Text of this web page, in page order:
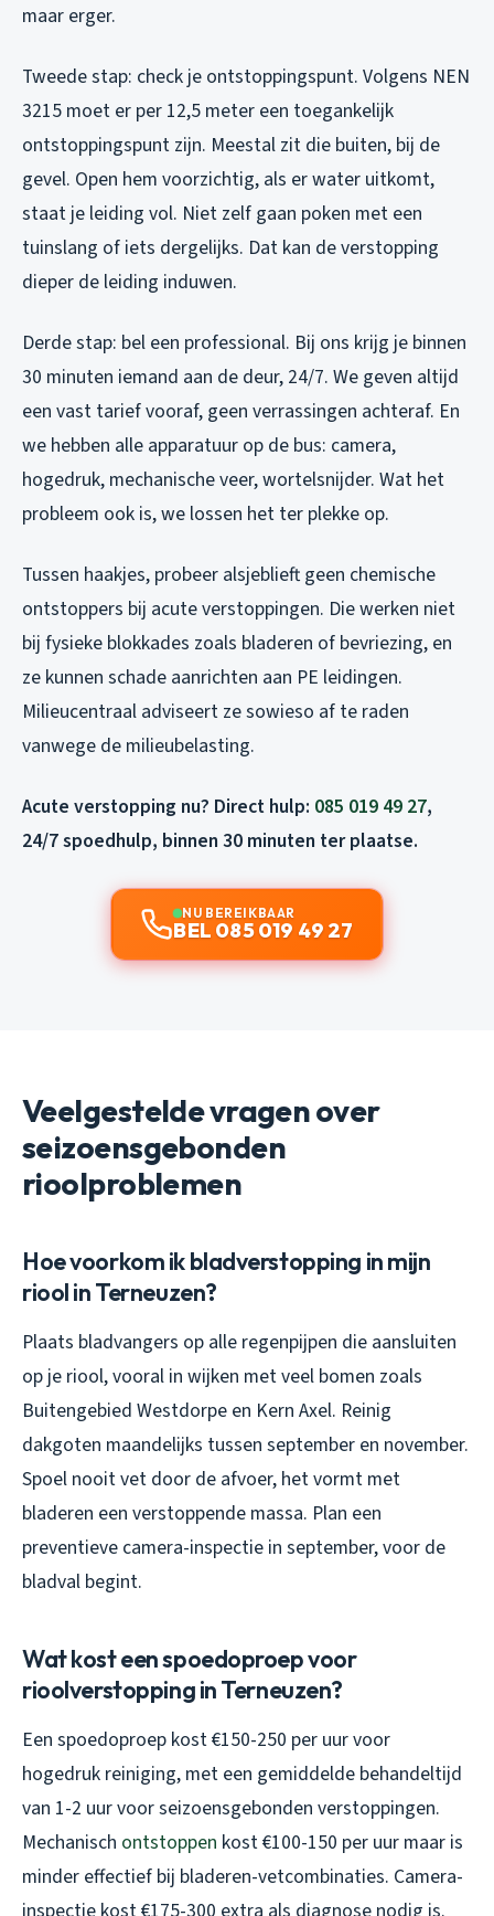
maar erger.
Tweede stap: check je ontstoppingspunt. Volgens NEN
3215 moet er per 12,5 meter een toegankelijk
ontstoppingspunt zijn. Meestal zit die buiten, bij de
gevel. Open hem voorzichtig, als er water uitkomt,
staat je leiding vol. Niet zelf gaan poken met een
tuinslang of iets dergelijks. Dat kan de verstopping
dieper de leiding induwen.
Derde stap: bel een professional. Bij ons krijg je binnen
30 minuten iemand aan de deur, 24/7. We geven altijd
een vast tarief vooraf, geen verrassingen achteraf. En
we hebben alle apparatuur op de bus: camera,
hogedruk, mechanische veer, wortelsnijder. Wat het
probleem ook is, we lossen het ter plekke op.
Tussen haakjes, probeer alsjeblieft geen chemische
ontstoppers bij acute verstoppingen. Die werken niet
bij fysieke blokkades zoals bladeren of bevriezing, en
ze kunnen schade aanrichten aan PE leidingen.
Milieucentraal adviseert ze sowieso af te raden
vanwege de milieubelasting.
Acute verstopping nu? Direct hulp: 085 019 49 27,
24/7 spoedhulp, binnen 30 minuten ter plaatse.
NU BEREIKBAAR
BEL 085 019 49 27
Veelgestelde vragen over
seizoensgebonden
rioolproblemen
Hoe voorkom ik bladverstopping in mijn
riool in Terneuzen?
Plaats bladvangers op alle regenpijpen die aansluiten
op je riool, vooral in wijken met veel bomen zoals
Buitengebied Westdorpe en Kern Axel. Reinig
dakgoten maandelijks tussen september en november.
Spoel nooit vet door de afvoer, het vormt met
bladeren een verstoppende massa. Plan een
preventieve camera-inspectie in september, voor de
bladval begint.
Wat kost een spoedoproep voor
rioolverstopping in Terneuzen?
Een spoedoproep kost €150-250 per uur voor
hogedruk reiniging, met een gemiddelde behandeltijd
van 1-2 uur voor seizoensgebonden verstoppingen.
Mechanisch ontstoppen kost €100-150 per uur maar is
minder effectief bij bladeren-vetcombinaties. Camera-